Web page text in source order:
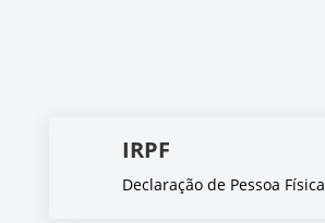
IRPF
Declaração de Pessoa Física